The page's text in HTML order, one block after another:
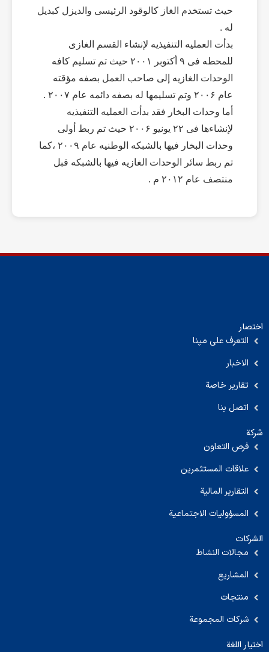
حیث تستخدم الغاز کالوقود الرئیسی والدیزل کبدیل
له .
بدأت العملیه التنفیذیه لإنشاء القسم الغازی
للمحطه فی ۹ أکتوبر ۲۰۰۱ حیث تم تسلیم کافه
الوحدات الغازیه إلی صاحب العمل بصفه مؤقته
عام ۲۰۰۶ وتم تسلیمها له بصفه دائمه عام ۲۰۰۷ .
أما وحدات البخار فقد بدأت العملیه التنفیذیه
لإنشاءها فی ۲۲ یونیو ۲۰۰۶ حیث تم ربط أولی
وحدات البخار فیها بالشبکه الوطنیه عام ۲۰۰۹ ،کما
تم ربط سائر الوحدات الغازیه فیها بالشبکه قبل
منتصف عام ۲۰۱۲ م .
اختصار
التعرف على مپنا
الاخبار
تقارير خاصة
اتصل بنا
شركة
فرص التعاون
علاقات المستثمرين
التقارير المالية
المسؤوليات الاجتماعية
الشركات
مجالات النشاط
المشاريع
منتجات
شركات المجموعة
اختيار اللغة